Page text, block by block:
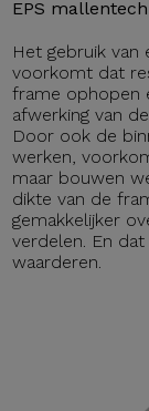
EPS
Het gebruik van
voorkomt dat
frame ophopen
afwerking van
Door ook de
werken,
maar bouwen
dikte van de
gemakkelijker
verdelen. En
waarderen.